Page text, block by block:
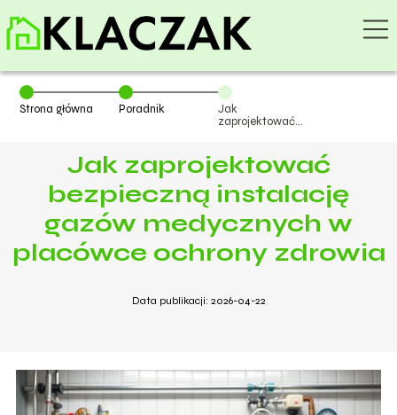
Strona główna Poradnik
Jak
zaprojektować
gazów
medycznych w
placówce
ochrony
Jak zaprojektować
bezpieczną instalację
gazów medycznych w
placówce ochrony zdrowia
Data publikacji: 2026-04-22